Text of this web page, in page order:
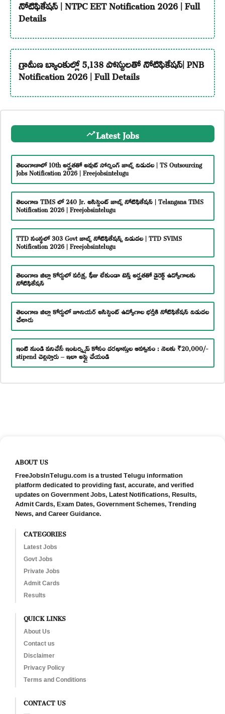
నోటిఫికేషన్ | NTPC EET Notification 2026 | Full
Details
గ్రామీణ బ్యాంకుల్లో 5,138 పోస్టులతో నోటిఫికేషన్| PNB
Notification 2026 | Full Details
Latest Jobs
తెలంగాణాలో 10th అర్హతతో అవుట్ సోర్సింగ్ జాబ్స్ విడుదల | TS Outsourcing
Jobs Notification 2026 | Freejobsintelugu
తెలంగాణ TIMS లో 240 Jr. అసిస్టెంట్ జాబ్స్ నోటిఫికేషన్ | Telangana TIMS
Notification 2026 | Freejobsintelugu
TTD సంస్థలో 303 Govt జాబ్స్ నోటిఫికేషన్స్ విడుదల | TTD SVIMS
Notification 2026 | Freejobsintelugu
తెలంగాణ జిల్లా కోర్టులో పరీక్ష, ఫీజు లేకుండా టెన్త్ అర్హతతో డైరెక్ట్ ఉద్యోగాలకు
నోటిఫికేషన్
తెలంగాణ జిల్లా కోర్టులో జూనియర్ అసిస్టెంట్ ఉద్యోగాల భర్తీకి నోటిఫికేషన్ విడుదల
చేశారు
ఇంటి నుండి పనిచేసే ఇంటర్న్షిప్ కోసం దరఖాస్తుల ఆహ్వానం : నెలకు ₹20,000/-
stipend చెల్లిస్తారు – ఇలా అప్లై చేయండి
ABOUT US
FreeJobsInTelugu.com is a trusted Telugu information
platform dedicated to providing fast, accurate, and verified
updates on Government Jobs, Latest Notifications, Results,
Admit Cards, Exam Dates, Government Schemes, Trending
News, and Career Guidance.
CATEGORIES
Latest Jobs
Govt Jobs
Private Jobs
Admit Cards
Results
QUICK LINKS
About Us
Contact us
Disclaimer
Privacy Policy
Terms and Conditions
CONTACT US